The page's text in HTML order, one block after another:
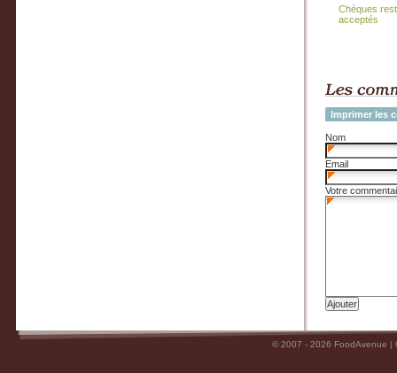
Chèques
acceptés
Imprimer les
Nom
Email
Votre
© 2007 - 2026 FoodAvenue |